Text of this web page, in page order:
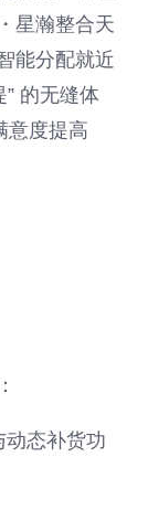
星瀚整合天
能分配就近
的无缝体
意度提高
态补货功